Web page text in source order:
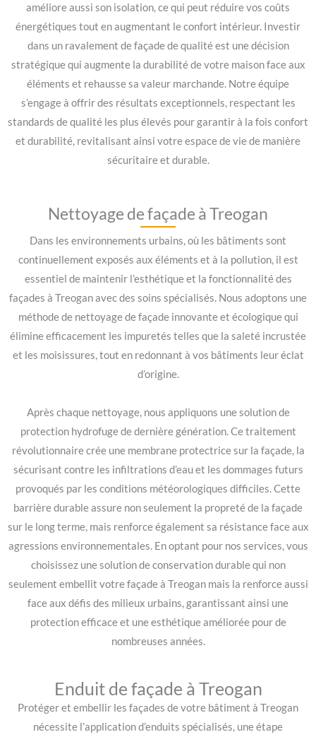
améliore aussi son isolation, ce qui peut réduire vos coûts
énergétiques tout en augmentant le confort intérieur. Investir
dans un ravalement de façade de qualité est une décision
stratégique qui augmente la durabilité de votre maison face aux
éléments et rehausse sa valeur marchande. Notre équipe
s’engage à offrir des résultats exceptionnels, respectant les
standards de qualité les plus élevés pour garantir à la fois confort
et durabilité, revitalisant ainsi votre espace de vie de manière
sécuritaire et durable.
Nettoyage de façade à Treogan
Dans les environnements urbains, où les bâtiments sont
continuellement exposés aux éléments et à la pollution, il est
essentiel de maintenir l’esthétique et la fonctionnalité des
façades à Treogan avec des soins spécialisés. Nous adoptons une
méthode de nettoyage de façade innovante et écologique qui
élimine efficacement les impuretés telles que la saleté incrustée
et les moisissures, tout en redonnant à vos bâtiments leur éclat
d’origine.
Après chaque nettoyage, nous appliquons une solution de
protection hydrofuge de dernière génération. Ce traitement
révolutionnaire crée une membrane protectrice sur la façade, la
sécurisant contre les infiltrations d’eau et les dommages futurs
provoqués par les conditions météorologiques difficiles. Cette
barrière durable assure non seulement la propreté de la façade
sur le long terme, mais renforce également sa résistance face aux
agressions environnementales. En optant pour nos services, vous
choisissez une solution de conservation durable qui non
seulement embellit votre façade à Treogan mais la renforce aussi
face aux défis des milieux urbains, garantissant ainsi une
protection efficace et une esthétique améliorée pour de
nombreuses années.
Enduit de façade à Treogan
Protéger et embellir les façades de votre bâtiment à Treogan
nécessite l’application d’enduits spécialisés, une étape